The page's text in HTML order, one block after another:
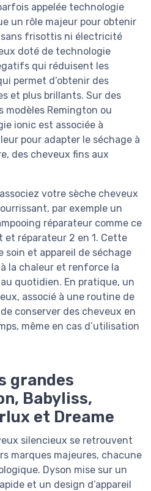
appelée technologie
un rôle majeur pour obtenir
frisottis ni électricité
doté de technologie
qui réduisent les
permet d’obtenir des
et plus brillants. Sur des
modèles Remington ou
ionic est associée à
pour adapter le séchage à
des cheveux fins aux
votre sèche cheveux
par exemple un
réparateur comme ce
et réparateur 2 en 1. Cette
et appareil de séchage
la chaleur et renforce la
quotidien. En pratique, un
associé à une routine de
conserver des cheveux en
même en cas d’utilisation
grandes
Babyliss,
et Dreame
silencieux se retrouvent
marques majeures, chacune
Dyson mise sur un
et un design d’appareil